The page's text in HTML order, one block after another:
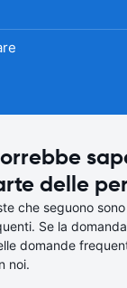
delle
che seguono
Se la
domande
noi.